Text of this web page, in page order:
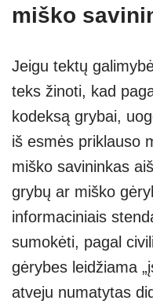
miško
Jeigu tektų
teks žinoti, kad
kodeksą grybai,
iš esmės priklauso
miško savininkas
grybų ar miško
informaciniais
sumokėti, pagal
gėrybes leidžiama
atveju numatytas